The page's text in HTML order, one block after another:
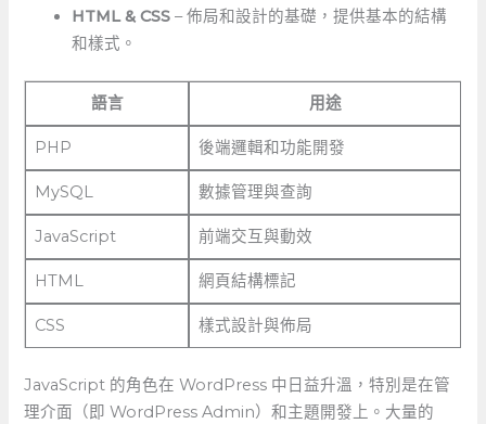
HTML & CSS – 佈局和設計的基礎，提供基本的結構
和樣式。
語言 用途
PHP 後端邏輯和功能開發
MySQL 數據管理與查詢
JavaScript 前端交互與動效
HTML 網頁結構標記
CSS 樣式設計與佈局
JavaScript 的角色在 WordPress 中日益升溫，特別是在管
理介面（即 WordPress Admin）和主題開發上。大量的